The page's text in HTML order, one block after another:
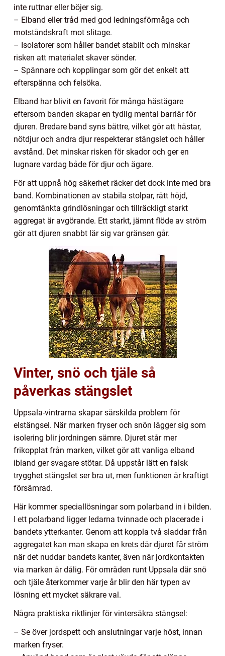
inte ruttnar eller böjer sig.
– Elband eller tråd med god ledningsförmåga och
motståndskraft mot slitage.
– Isolatorer som håller bandet stabilt och minskar
risken att materialet skaver sönder.
– Spännare och kopplingar som gör det enkelt att
efterspänna och felsöka.
Elband har blivit en favorit för många hästägare
eftersom banden skapar en tydlig mental barriär för
djuren. Bredare band syns bättre, vilket gör att hästar,
nötdjur och andra djur respekterar stängslet och håller
avstånd. Det minskar risken för skador och ger en
lugnare vardag både för djur och ägare.
För att uppnå hög säkerhet räcker det dock inte med bra
band. Kombinationen av stabila stolpar, rätt höjd,
genomtänkta grindlösningar och tillräckligt starkt
aggregat är avgörande. Ett starkt, jämnt flöde av ström
gör att djuren snabbt lär sig var gränsen går.
Vinter, snö och tjäle så
påverkas stängslet
Uppsala-vintrarna skapar särskilda problem för
elstängsel. När marken fryser och snön lägger sig som
isolering blir jordningen sämre. Djuret står mer
frikopplat från marken, vilket gör att vanliga elband
ibland ger svagare stötar. Då uppstår lätt en falsk
trygghet stängslet ser bra ut, men funktionen är kraftigt
försämrad.
Här kommer speciallösningar som polarband in i bilden.
I ett polarband ligger ledarna tvinnade och placerade i
bandets ytterkanter. Genom att koppla två sladdar från
aggregatet kan man skapa en krets där djuret får ström
när det nuddar bandets kanter, även när jordkontakten
via marken är dålig. För områden runt Uppsala där snö
och tjäle återkommer varje år blir den här typen av
lösning ett mycket säkrare val.
Några praktiska riktlinjer för vintersäkra stängsel:
– Se över jordspett och anslutningar varje höst, innan
marken fryser.